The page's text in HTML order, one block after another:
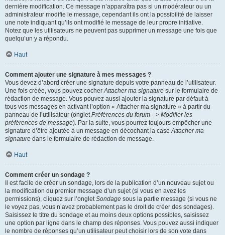
dernière modification. Ce message n’apparaîtra pas si un modérateur ou un
administrateur modifie le message, cependant ils ont la possibilité de laisser
une note indiquant qu’ils ont modifié le message de leur propre initiative.
Notez que les utilisateurs ne peuvent pas supprimer un message une fois que
quelqu’un y a répondu.
Haut
Comment ajouter une signature à mes messages ?
Vous devez d’abord créer une signature depuis votre panneau de l’utilisateur.
Une fois créée, vous pouvez cocherAttacher ma signature sur le formulaire de
rédaction de message. Vous pouvez aussi ajouter la signature par défaut à
tous vos messages en activant l’option « Attacher ma signature » à partir du
panneau de l’utilisateur (ongletPréférences du forum --> Modifier les
préférences de message). Par la suite, vous pourrez toujours empêcher une
signature d’être ajoutée à un message en décochant la caseAttacher ma
signature dans le formulaire de rédaction de message.
Haut
Comment créer un sondage ?
Il est facile de créer un sondage, lors de la publication d’un nouveau sujet ou
la modification du premier message d’un sujet (si vous en avez les
permissions), cliquez sur l’ongletSondage sous la partie message (si vous ne
le voyez pas, vous n’avez probablement pas le droit de créer des sondages).
Saisissez le titre du sondage et au moins deux options possibles, saisissez
une option par ligne dans le champ des réponses. Vous pouvez aussi indiquer
le nombre de réponses qu’un utilisateur peut choisir lors de son vote dans